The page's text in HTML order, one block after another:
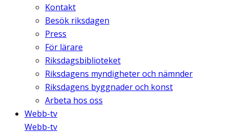
Kontakt
Besök riksdagen
Press
För lärare
Riksdagsbiblioteket
Riksdagens myndigheter och nämnder
Riksdagens byggnader och konst
Arbeta hos oss
Webb-tv
Webb-tv